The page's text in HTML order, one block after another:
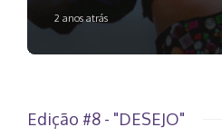
2 anos atrás
Edição #8 - "DESEJO"